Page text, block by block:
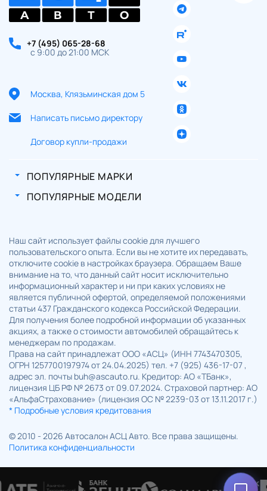
+7 (495) 065-28-68
с 9:00 до 21:00 МСК
Москва, Клязьминская дом 5
Написать письмо директору
Договор купли-продажи
ПОПУЛЯРНЫЕ МАРКИ
ПОПУЛЯРНЫЕ МОДЕЛИ
Наш сайт использует файлы cookie для лучшего
пользовательского опыта. Если вы не хотите их передавать,
отключите cookie в настройках браузера. Обращаем Ваше
внимание на то, что данный сайт носит исключительно
информационный характер и ни при каких условиях не
является публичной офертой, определяемой положениями
статьи 437 Гражданского кодекса Российской Федерации.
Для получения более подробной информации об указанных
акциях, а также о стоимости автомобилей обращайтесь к
менеджерам по продажам.
Права на сайт принадлежат ООО «АСЦ» (ИНН 7743470305,
ОГРН 1257700197974 от 24.04.2025) тел. +7 (925) 436-17-07 ,
адрес эл. почты buh@ascauto.ru. Кредитор: АО «ТБанк»,
лицензия ЦБ РФ № 2673 от 09.07.2024. Страховой партнер: АО
«АльфаСтрахование» (лицензия ОС № 2239-03 от 13.11.2017 г.)
* Подробные условия кредитования
© 2010 - 2026 Автосалон АСЦ Авто. Все права защищены.
Политика конфиденциальности